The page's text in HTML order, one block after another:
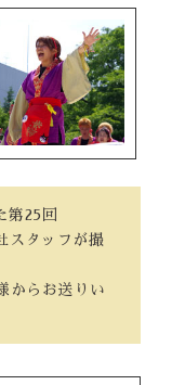
第25回
スタッフが撮
からお送りい